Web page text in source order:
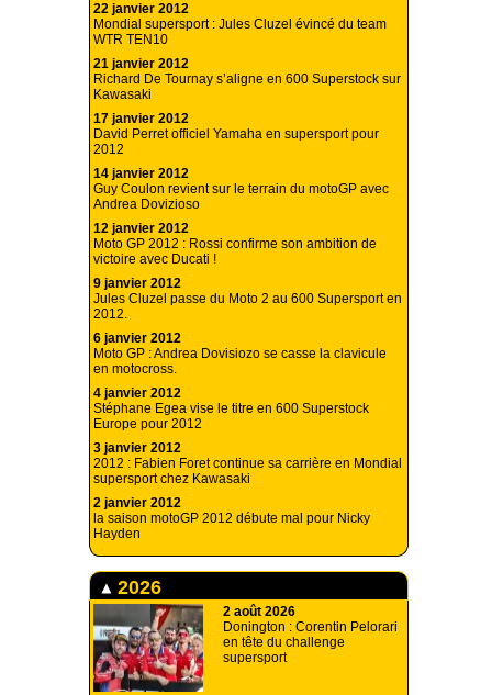
22 janvier 2012
Mondial supersport : Jules Cluzel évincé du team
WTR TEN10
21 janvier 2012
Richard De Tournay s’aligne en 600 Superstock sur
Kawasaki
17 janvier 2012
David Perret officiel Yamaha en supersport pour
2012
14 janvier 2012
Guy Coulon revient sur le terrain du motoGP avec
Andrea Dovizioso
12 janvier 2012
Moto GP 2012 : Rossi confirme son ambition de
victoire avec Ducati !
9 janvier 2012
Jules Cluzel passe du Moto 2 au 600 Supersport en
2012.
6 janvier 2012
Moto GP : Andrea Dovisiozo se casse la clavicule
en motocross.
4 janvier 2012
Stéphane Egea vise le titre en 600 Superstock
Europe pour 2012
3 janvier 2012
2012 : Fabien Foret continue sa carrière en Mondial
supersport chez Kawasaki
2 janvier 2012
la saison motoGP 2012 débute mal pour Nicky
Hayden
2026
2 août 2026
Donington : Corentin Pelorari
en tête du challenge
supersport